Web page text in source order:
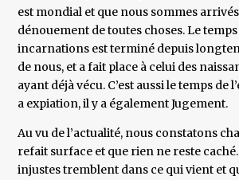
est mondial et que nous sommes
dénouement de toutes choses. Le
incarnations est terminé depuis
de nous, et a fait place à celui des
ayant déjà vécu. C’est aussi le temps de
a expiation, il y a également Jugement.
Au vu de l’actualité, nous constatons
refait surface et que rien ne reste caché.
injustes tremblent dans ce qui vient et